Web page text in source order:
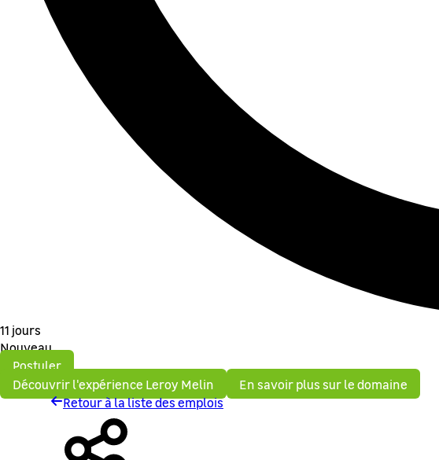
11 jours
Nouveau
Postuler
Découvrir l'expérience Leroy Melin
En savoir plus sur le domaine
Retour à la liste des emplois